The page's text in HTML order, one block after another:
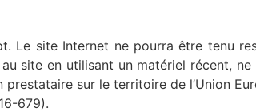
Le site Internet ne pourra être tenu
au site en utilisant un matériel récent,
sur le territoire de l’Union
679).